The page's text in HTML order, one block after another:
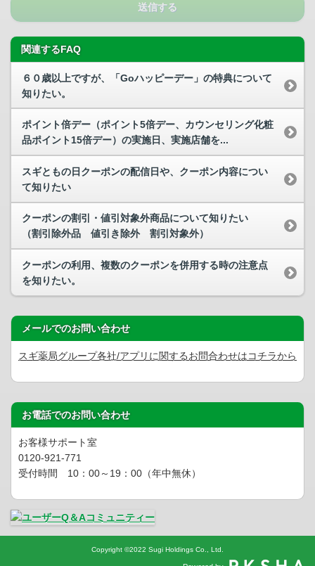
送信する
関連するFAQ
６０歳以上ですが、「Goハッピーデー」の特典について
知りたい。
ポイント倍デー（ポイント5倍デー、カウンセリング化粧
品ポイント15倍デー）の実施日、実施店舗を...
スギともの日クーポンの配信日や、クーポン内容につい
て知りたい
クーポンの割引・値引対象外商品について知りたい
（割引除外品 値引き除外 割引対象外）
クーポンの利用、複数のクーポンを併用する時の注意点
を知りたい。
メールでのお問い合わせ
スギ薬局グループ各社/アプリに関するお問合わせはコチラから
お電話でのお問い合わせ
お客様サポート室
0120-921-771
受付時間 10：00～19：00（年中無休）
Copyright ©2022 Sugi Holdings Co., Ltd.